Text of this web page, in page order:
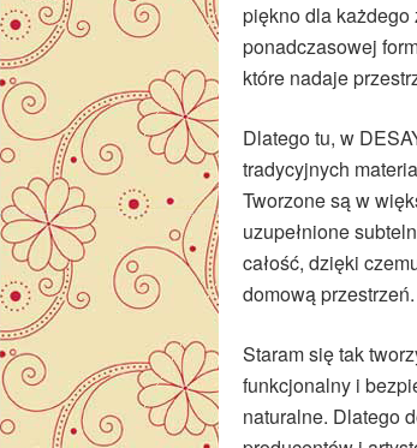
piękno dla każdego
ponadczasowej
które nadaje
Dlatego tu, w
tradycyjnych
Tworzone są w
uzupełnione
całość, dzięki
domową przestrzeń.
Staram się tak
funkcjonalny i
naturalne. Dlatego